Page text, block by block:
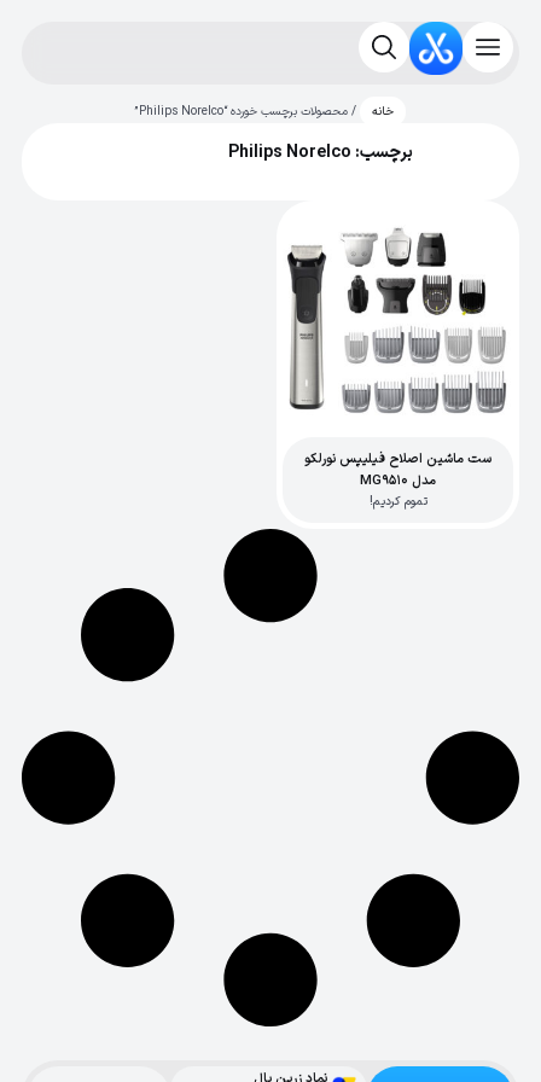
خانه / محصولات برچسب خورده “Philips Norelco”
برچسب: Philips Norelco
ست ماشین اصلاح فیلیپس نورلکو
مدل MG9510
تموم کردیم!